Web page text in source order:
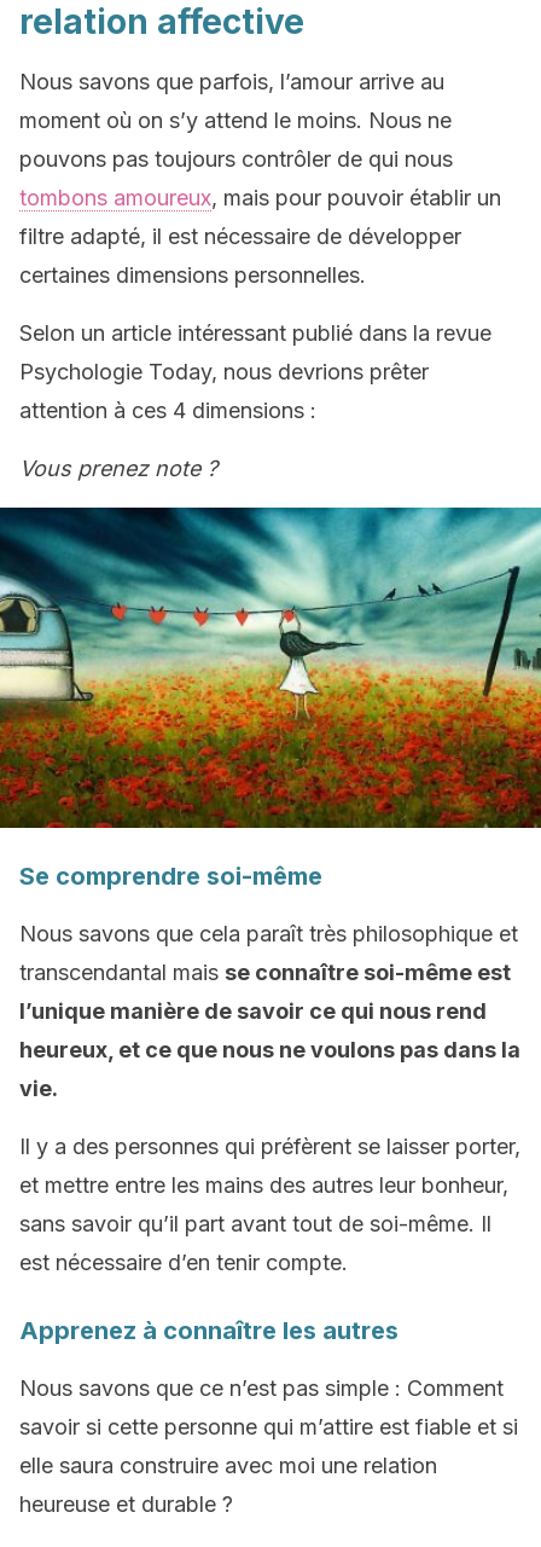
relation affective
Nous savons que parfois, l’amour arrive au
moment où on s’y attend le moins. Nous ne
pouvons pas toujours contrôler de qui nous
tombons amoureux, mais pour pouvoir établir un
filtre adapté, il est nécessaire de développer
certaines dimensions personnelles.
Selon un article intéressant publié dans la revue
Psychologie Today, nous devrions prêter
attention à ces 4 dimensions :
Vous prenez note ?
Se comprendre soi-même
Nous savons que cela paraît très philosophique et
transcendantal mais se connaître soi-même est
l’unique manière de savoir ce qui nous rend
heureux, et ce que nous ne voulons pas dans la
vie.
Il y a des personnes qui préfèrent se laisser porter,
et mettre entre les mains des autres leur bonheur,
sans savoir qu’il part avant tout de soi-même. Il
est nécessaire d’en tenir compte.
Apprenez à connaître les autres
Nous savons que ce n’est pas simple : Comment
savoir si cette personne qui m’attire est fiable et si
elle saura construire avec moi une relation
heureuse et durable ?